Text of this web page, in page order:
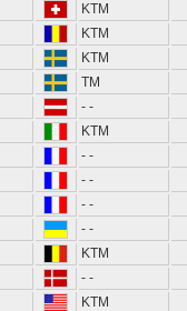
KTM
KTM
KTM
TM
- -
KTM
- -
- -
- -
- -
KTM
- -
KTM